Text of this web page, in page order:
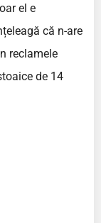
el e
că n-are
reclamele
de 14